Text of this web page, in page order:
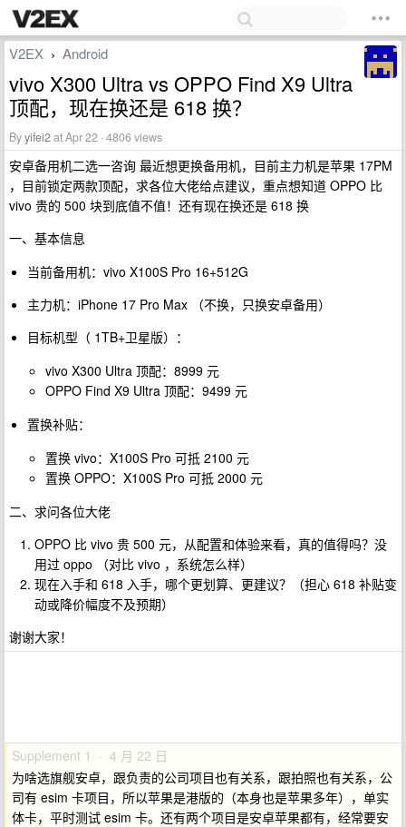
V2EX › Android
vivo X300 Ultra vs OPPO Find X9 Ultra
顶配，现在换还是 618 换？
Byyifei2at Apr 22 · 4806 views
安卓备用机二选一咨询 最近想更换备用机，目前主力机是苹果 17PM
，目前锁定两款顶配，求各位大佬给点建议，重点想知道 OPPO 比
vivo 贵的 500 块到底值不值！还有现在换还是 618 换
一、基本信息
当前备用机：vivo X100S Pro 16+512G
主力机：iPhone 17 Pro Max （不换，只换安卓备用）
目标机型（ 1TB+卫星版）：
vivo X300 Ultra 顶配：8999 元
OPPO Find X9 Ultra 顶配：9499 元
置换补贴：
置换 vivo：X100S Pro 可抵 2100 元
置换 OPPO：X100S Pro 可抵 2000 元
二、求问各位大佬
OPPO 比 vivo 贵 500 元，从配置和体验来看，真的值得吗？没
用过 oppo （对比 vivo ，系统怎么样）
现在入手和 618 入手，哪个更划算、更建议？（担心 618 补贴变
动或降价幅度不及预期）
谢谢大家！
Supplement 1 · 4 月 22 日
为啥选旗舰安卓，跟负责的公司项目也有关系，跟拍照也有关系，公
司有 esim 卡项目，所以苹果是港版的（本身也是苹果多年），单实
体卡，平时测试 esim 卡。还有两个项目是安卓苹果都有，经常要安